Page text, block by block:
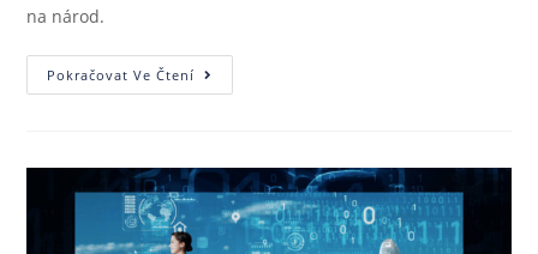
na národ.
Pokračovat Ve Čtení